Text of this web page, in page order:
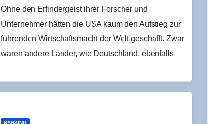
Ohne den Erfindergeist ihrer Forscher und
Unternehmer hätten die USA kaum den Aufstieg zur
führenden Wirtschaftsmacht der Welt geschafft. Zwar
waren andere Länder, wie Deutschland, ebenfalls
aufgeschlossen;…
BANKING